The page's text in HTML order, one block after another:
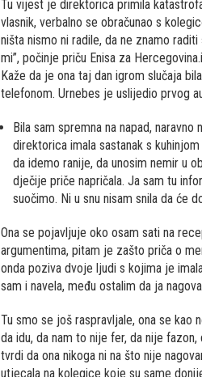
Tu vijest je direktorica primila
vlasnik, verbalno se obračunao s
ništa nismo ni radile, da ne znamo
mi”, počinje priču Enisa za
Kaže da je ona taj dan igrom slučaja
telefonom. Urnebes je uslijedio prvog
Bila sam spremna na napad,
direktorica imala sastanak s
da idemo ranije, da unosim nemir u
dječije priče napričala. Ja sam tu
suočimo. Ni u snu nisam snila da će
Ona se pojavljuje oko osam sati na
argumentima, pitam je zašto priča o
onda poziva dvoje ljudi s kojima je
sam i navela, među ostalim da ja
Tu smo se još raspravljale, ona se kao
da idu, da nam to nije fer, da nije fazon,
tvrdi da ona nikoga ni na što nije
utjecala na kolegice koje su same